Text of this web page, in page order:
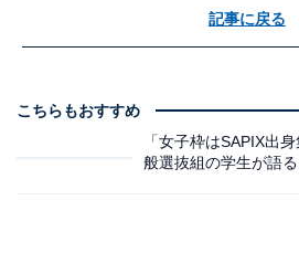
記事に戻る
こちらもおすすめ
「女子枠はSAPIX出
般選抜組の学生が語